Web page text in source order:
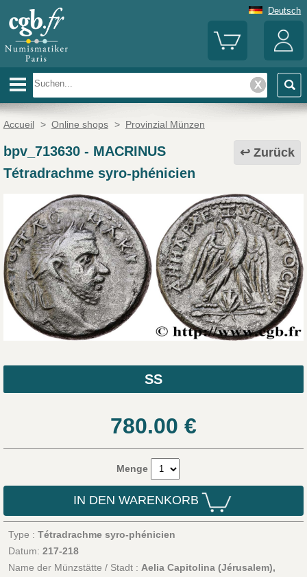
Deutsch
Accueil > Online shops > Provinzial Münzen
Zurück
bpv_713630- MACRINUS
Tétradrachme syro-phénicien
SS
780.00 €
Menge
IN DEN WARENKORB
Type : Tétradrachme syro-phénicien
Datum: 217-218
Name der Münzstätte / Stadt : Aelia Capitolina (Jérusalem),